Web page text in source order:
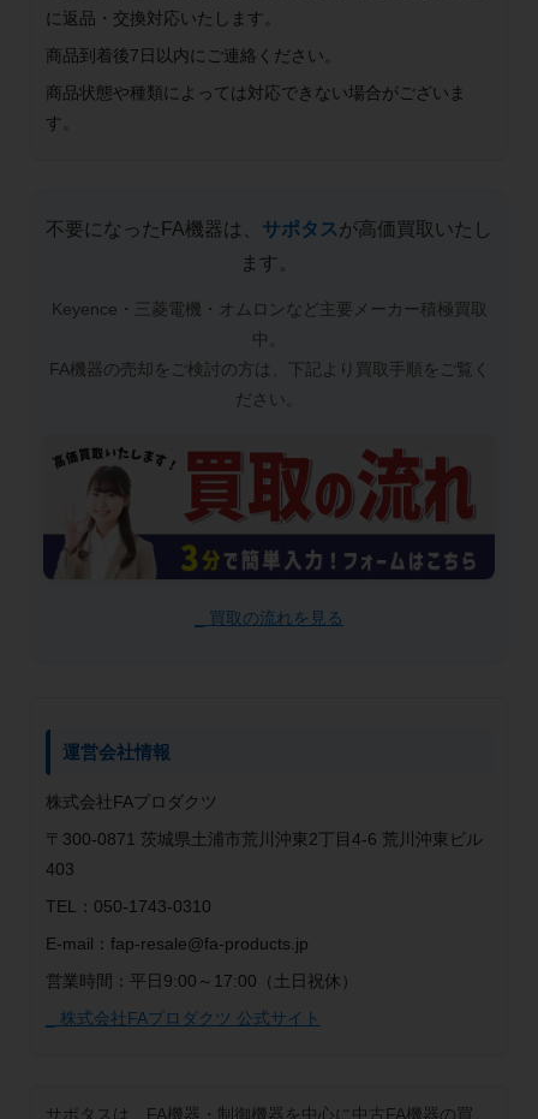
に返品・交換対応いたします。
商品到着後7日以内にご連絡ください。
商品状態や種類によっては対応できない場合がございま
す。
不要になったFA機器は、 サポタスが高価買取いたし
ます。
Keyence・三菱電機・オムロンなど主要メーカー積極買取
中。
FA機器の売却をご検討の方は、下記より買取手順をご覧く
ださい。
_ 買取の流れを見る
運営会社情報
株式会社FAプロダクツ
〒300-0871 茨城県土浦市荒川沖東2丁目4-6 荒川沖東ビル
403
TEL：050-1743-0310
E-mail：fap-resale@fa-products.jp
営業時間：平日9:00～17:00（土日祝休）
_ 株式会社FAプロダクツ 公式サイト
サポタスは、FA機器・制御機器を中心に中古FA機器の買